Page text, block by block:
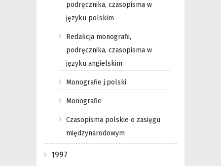
podręcznika, czasopisma w
języku polskim
Redakcja monografii,
podręcznika, czasopisma w
języku angielskim
Monografie j.polski
Monografie
Czasopisma polskie o zasięgu
międzynarodowym
1997